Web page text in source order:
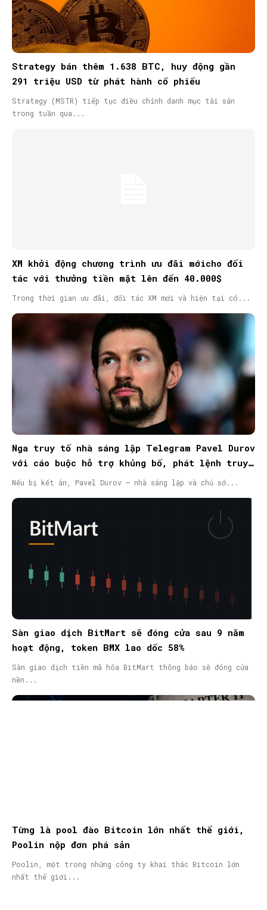
Strategy bán thêm 1.638 BTC, huy động gần
291 triệu USD từ phát hành cổ phiếu
Strategy (MSTR) tiếp tục điều chỉnh danh mục tài sản
trong tuần qua...
XM khởi động chương trình ưu đãi mớicho đối
tác với thưởng tiền mặt lên đến 40.000$
Trong thời gian ưu đãi, đối tác XM mới và hiện tại có...
Nga truy tố nhà sáng lập Telegram Pavel Durov
với cáo buộc hỗ trợ khủng bố, phát lệnh truy
nã quốc tế
Nếu bị kết án, Pavel Durov – nhà sáng lập và chủ sở...
Sàn giao dịch BitMart sẽ đóng cửa sau 9 năm
hoạt động, token BMX lao dốc 58%
Sàn giao dịch tiền mã hóa BitMart thông báo sẽ đóng cửa
nền...
Từng là pool đào Bitcoin lớn nhất thế giới,
Poolin nộp đơn phá sản
Poolin, một trong những công ty khai thác Bitcoin lớn
nhất thế giới...